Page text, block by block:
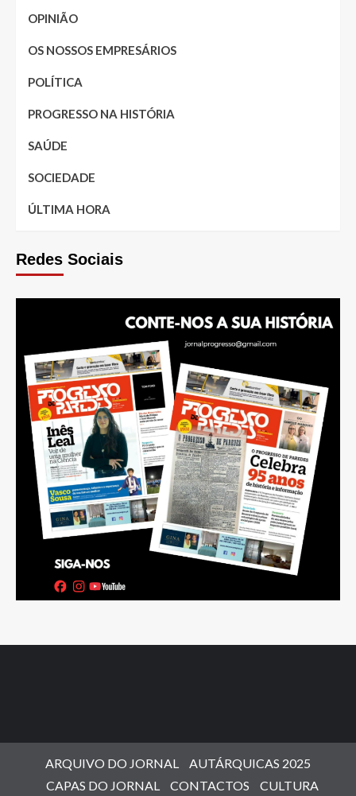
OPINIÃO
OS NOSSOS EMPRESÁRIOS
POLÍTICA
PROGRESSO NA HISTÓRIA
SAÚDE
SOCIEDADE
ÚLTIMA HORA
Redes Sociais
ARQUIVO DO JORNAL
AUTÁRQUICAS 2025
CAPAS DO JORNAL
CONTACTOS CULTURA